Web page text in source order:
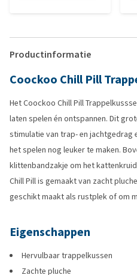
Productinformatie
Coockoo Chill Pill
Het Coockoo Chill Pill
laten spelen én ontspannen. Dit
stimulatie van trap- en jachtgedrag
het spelen nog leuker te maken.
klittenbandzakje om het
Chill Pill is gemaakt van zacht
geschikt maakt als rustplek of om
Eigenschappen
Hervulbaar trappelkussen
Zachte pluche